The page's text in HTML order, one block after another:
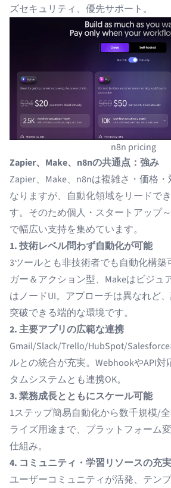
ズセキュリティ、優先サポート。
n8n pricing
Zapier、Make、n8nの共通点：強み
Zapier、Make、n8nは複雑さ・価格
なりますが、自動化領域をリードで
す。そのため個人・スタートアップ
で幅広い支持を集めています。
1. 技術レベル問わず自動化が可能
3ツールとも非技術者でも自動化構築
ガー＆アクション型、Makeはビジュ
はノードUI。アプローチは異なれど
突破できる端的な環境です。
2. 主要アプリの広範な連携
Gmail/Slack/Trello/HubSpot/
ルとの統合が充実。WebhookやAPI対
タムシステムとも連携OK。
3. 業務成長とともにスケール可能
1ステップ簡易自動化から数千規模/
ライズ用途まで、プラットフォーム
仕組み。
4. コミュニティ・学習リソースの充実
ユーザーコミュニティが活発、テン